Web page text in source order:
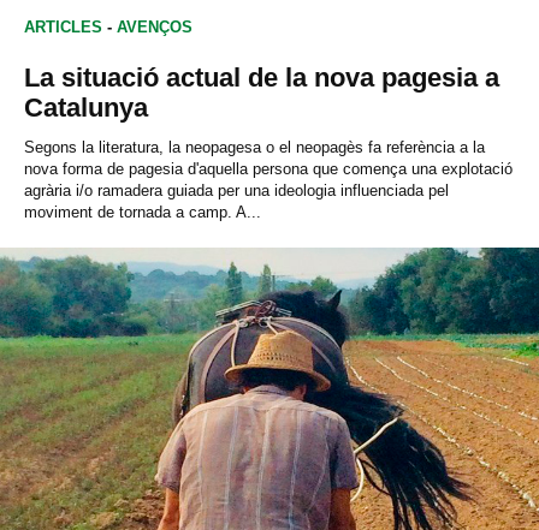
ARTICLES - AVENÇOS
La situació actual de la nova pagesia a
Catalunya
Segons la literatura, la neopagesa o el neopagès fa referència a la
nova forma de pagesia d'aquella persona que comença una explotació
agrària i/o ramadera guiada per una ideologia influenciada pel
moviment de tornada a camp. A...